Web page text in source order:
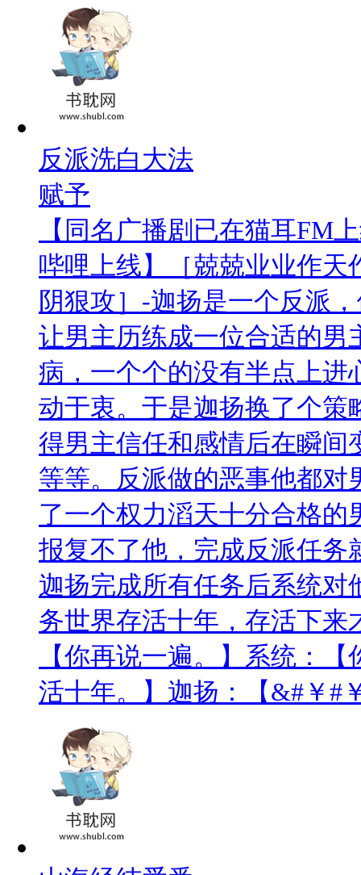
反派洗白大法
赋予
【同名广播剧已在猫耳FM
哔哩上线】［兢兢业业作
阴狠攻］-迦扬是一个反派
让男主历练成一位合适的男
病，一个个的没有半点上进
动于衷。于是迦扬换了个策
得男主信任和感情后在瞬间
等等。反派做的恶事他都
了一个权力滔天十分合格
报复不了他，完成反派任
迦扬完成所有任务后系统
务世界存活十年，存活下
【你再说一遍。】系统：
活十年。】迦扬：【&#￥#